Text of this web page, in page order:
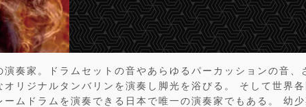
奏家。ドラムセットの音やあらゆるパーカッションの音、
リジナルタンバリンを演奏し脚光を浴びる。 そして世界各
ムドラムを演奏できる日本で唯一の演奏家でもある。 幼少